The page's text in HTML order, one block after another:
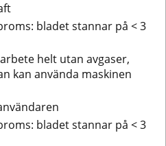
bladet stannar på < 3
helt utan avgaser,
kan använda maskinen
bladet stannar på < 3